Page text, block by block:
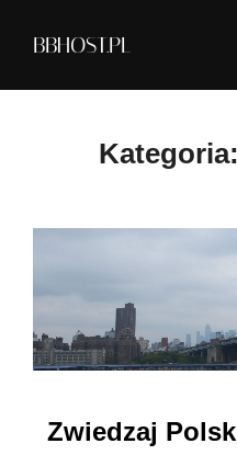
BBHOST.PL
Kategoria:
Zwiedzaj